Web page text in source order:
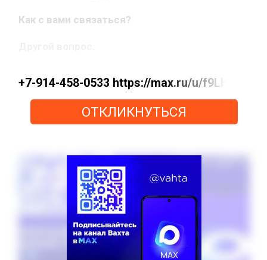
Как с вами связаться?
+7-914-458-0533 https://max.ru/u/
ОТКЛИКНУТЬСЯ